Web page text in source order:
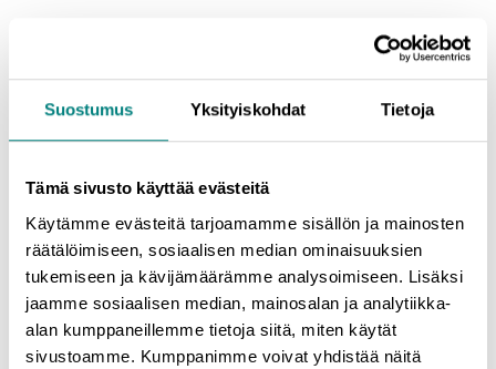
Suostumus Yksityiskohdat Tietoja
Tämä sivusto käyttää evästeitä
Käytämme evästeitä tarjoamamme sisällön ja mainosten
räätälöimiseen, sosiaalisen median ominaisuuksien
tukemiseen ja kävijämäärämme analysoimiseen. Lisäksi
jaamme sosiaalisen median, mainosalan ja analytiikka-
alan kumppaneillemme tietoja siitä, miten käytät
sivustoamme. Kumppanimme voivat yhdistää näitä
Konkreettisia vinkkejä ja oivalluksia, jotka auttavat sinua
hyödyntämään LinkedIniä myyntiin ja verkostoitumiseen
Inspiroivan tarinan, joka motivoi sinua ottamaan
LinkedInistä kaiken irti, olitpa vasta-alkaja tai kokenut
käyttäjä
Tapahtuma on suunnattu kaikille, jotka haluavat ymmärtää
LinkedInin todellisen potentiaalin ja motivoitua sen
hyödyntämiseen omassa työssään.
Tervetuloa mukaan oppimaan ja kehittymään!